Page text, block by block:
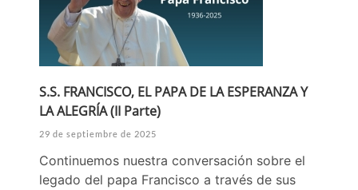
S.S. FRANCISCO, EL PAPA DE LA ESPERANZA Y
LA ALEGRÍA (II Parte)
29 de septiembre de 2025
Continuemos nuestra conversación sobre el
legado del papa Francisco a través de sus